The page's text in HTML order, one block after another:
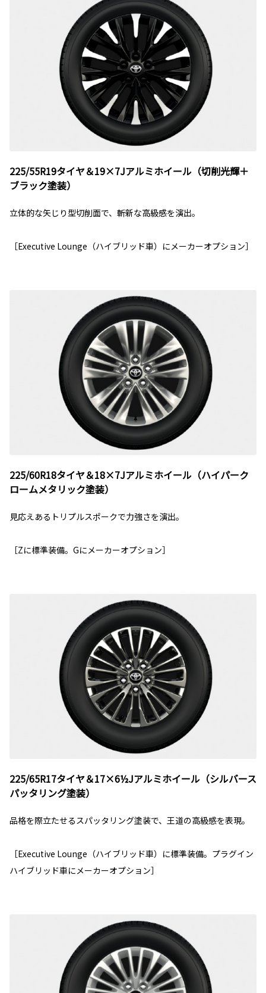
225/55R19タイヤ＆19×7Jアルミホイール（切削光輝＋
ブラック塗装）
立体的な矢じり型切削面で、斬新な高級感を演出。
［Executive Lounge（ハイブリッド車）にメーカーオプション］
225/60R18タイヤ＆18×7Jアルミホイール（ハイパーク
ロームメタリック塗装）
見応えあるトリプルスポークで力強さを演出。
［Zに標準装備。Gにメーカーオプション］
225/65R17タイヤ＆17×6½Jアルミホイール（シルバース
パッタリング塗装）
品格を際立たせるスパッタリング塗装で、王道の高級感を表現。
［Executive Lounge（ハイブリッド車）に標準装備。プラグイン
ハイブリッド車にメーカーオプション］